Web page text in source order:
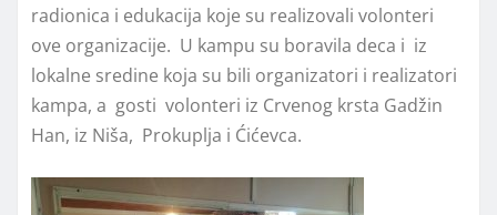
radionica i edukacija koje su realizovali volonteri
ove organizacije. U kampu su boravila deca i iz
lokalne sredine koja su bili organizatori i realizatori
kampa, a gosti volonteri iz Crvenog krsta Gadžin
Han, iz Niša, Prokuplja i Ćićevca.